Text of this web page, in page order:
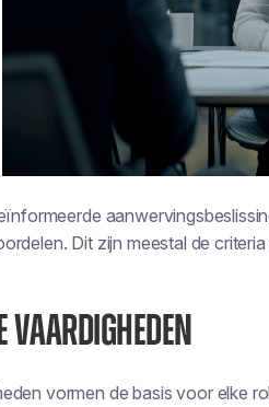
Dit zijn meestal de
VAARDIGHEDEN
vormen de basis voor elke